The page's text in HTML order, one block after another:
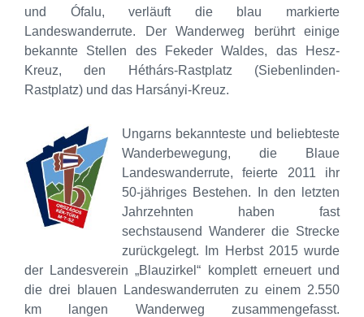
und Ófalu, verläuft die blau markierte
Landeswanderrute. Der Wanderweg berührt einige
bekannte Stellen des Fekeder Waldes, das Hesz-
Kreuz, den Héthárs-Rastplatz (Siebenlinden-
Rastplatz) und das Harsányi-Kreuz.
Ungarns bekannteste und beliebteste
Wanderbewegung, die Blaue
Landeswanderrute, feierte 2011 ihr
50-jähriges Bestehen. In den letzten
Jahrzehnten haben fast
sechstausend Wanderer die Strecke
zurückgelegt. Im Herbst 2015 wurde
der Landesverein „Blauzirkel“ komplett erneuert und
die drei blauen Landeswanderruten zu einem 2.550
km langen Wanderweg zusammengefasst.